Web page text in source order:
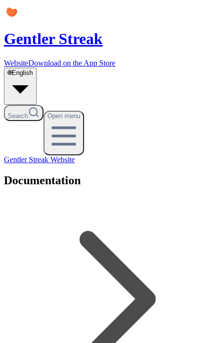
Gentler Streak
WebsiteDownload on the App Store
🌐English
Search Open menu
Gentler Streak Website
Documentation